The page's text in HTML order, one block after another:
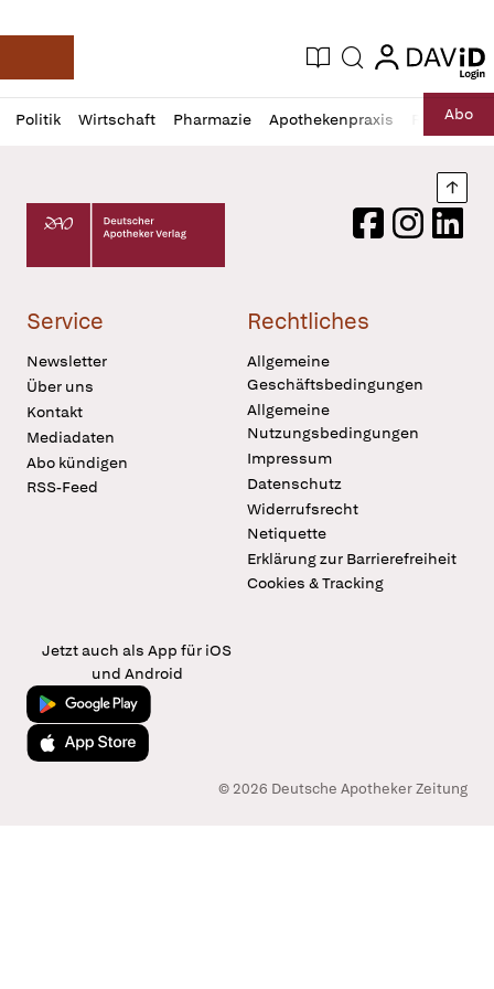
Deutsche Apotheker Zeitung
Aktuelle Ausgabe
Suche login
login
Politik Wirtschaft Pharmazie Apothekenpraxis RechtAbo
Profil
öffnen
Daz
Pur
Deutscher Apotheker Verlag Logo
FacebookInstagram
Service
Newsletter
Über uns
Kontakt
Mediadaten
Abo kündigen
RSS-Feed
Rechtliches
Allgemeine
Geschäftsbedingungen
Allgemeine
Nutzungsbedingungen
Impressum
Datenschutz
Widerrufsrecht
Netiquette
Erklärung zur Barrierefreiheit
Cookies & Tracking
Jetzt auch als App für iOS
und Android
Jetzt bei Google Play
Laden im App Store
© 2026 Deutsche Apotheker Zeitung